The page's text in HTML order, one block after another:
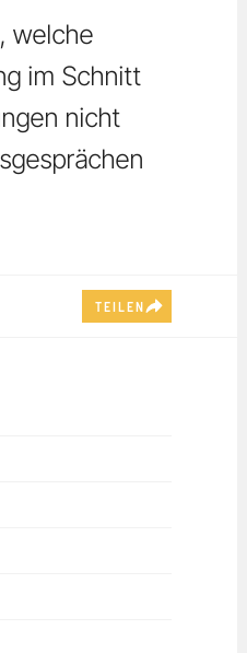
welche
im Schnitt
nicht
TEILEN